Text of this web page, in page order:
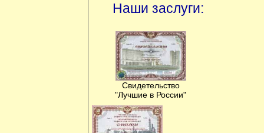
Наши заслуги:
Свидетельство
"Лучшие в России"